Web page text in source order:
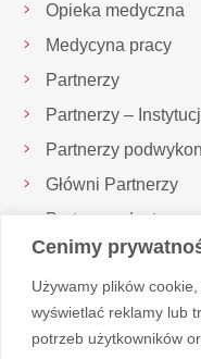
Cenimy
Używamy plików
wyświetlać reklamy lub
potrzeb użytkowników
Opieka medyczna
Medycyna pracy
Partnerzy
Partnerzy –
Partnerzy
Główni Partnerzy
Partnerzy dostawcy
Inspektor Ochrony
Realizowane